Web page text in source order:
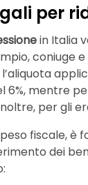
per
in Italia
coniuge
6%, mentre
per gli
fiscale,
dei